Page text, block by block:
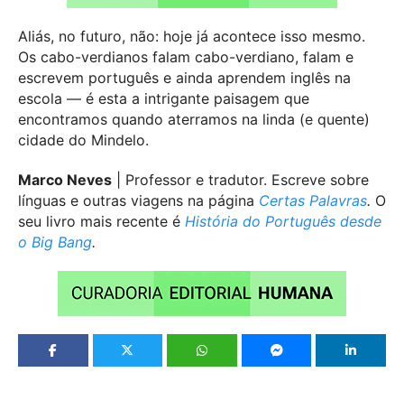
Aliás, no futuro, não: hoje já acontece isso mesmo.
Os cabo-verdianos falam cabo-verdiano, falam e
escrevem português e ainda aprendem inglês na
escola — é esta a intrigante paisagem que
encontramos quando aterramos na linda (e quente)
cidade do Mindelo.
Marco Neves | Professor e tradutor. Escreve sobre
línguas e outras viagens na página Certas Palavras. O
seu livro mais recente é História do Português desde
o Big Bang.